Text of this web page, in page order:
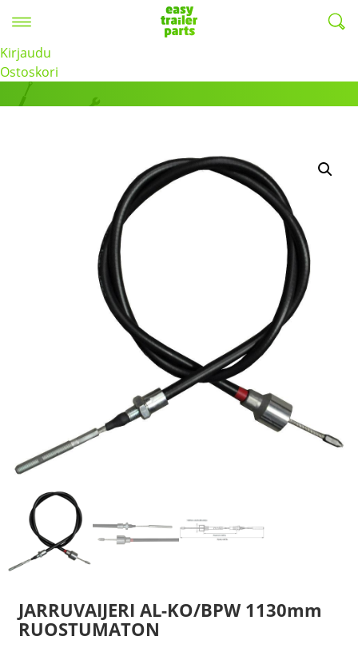
Kirjaudu
Ostoskori
Tuotteet
JARRUVAIJERI AL-KO/BPW 1130mm
RUOSTUMATON